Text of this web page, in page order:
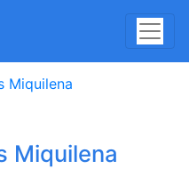
Miquilena
Miquilena